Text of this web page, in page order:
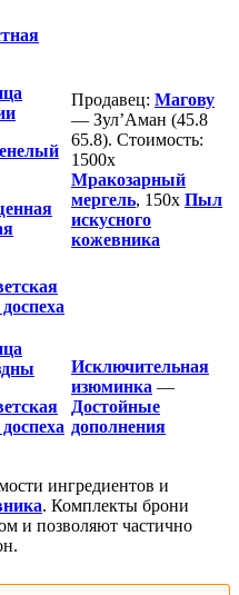
Продавец: Магову
— Зул’Аман (45.8
65.8). Стоимость:
1500х
Мракозарный
мергель, 150х Пыл
искусного
кожевника
Исключительная
изюминка —
Достойные
дополнения
ингредиентов и
. Комплекты брони
и позволяют частично